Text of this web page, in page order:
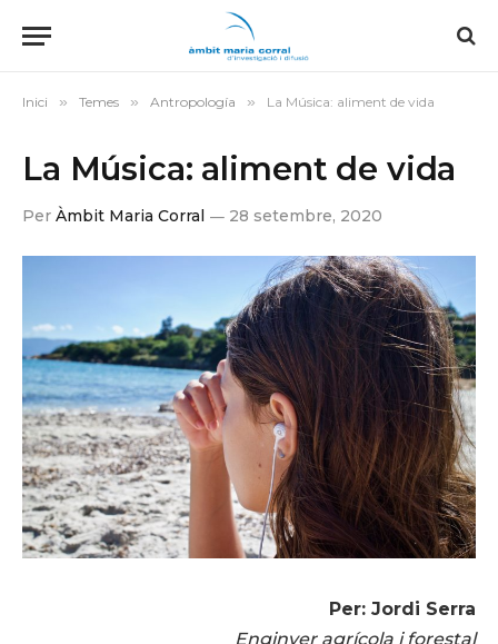
Inici » Temes » Antropología » La Música: aliment de vida
La Música: aliment de vida
Per Àmbit Maria Corral 28 setembre, 2020
Per: Jordi Serra
Enginyer agrícola i forestal